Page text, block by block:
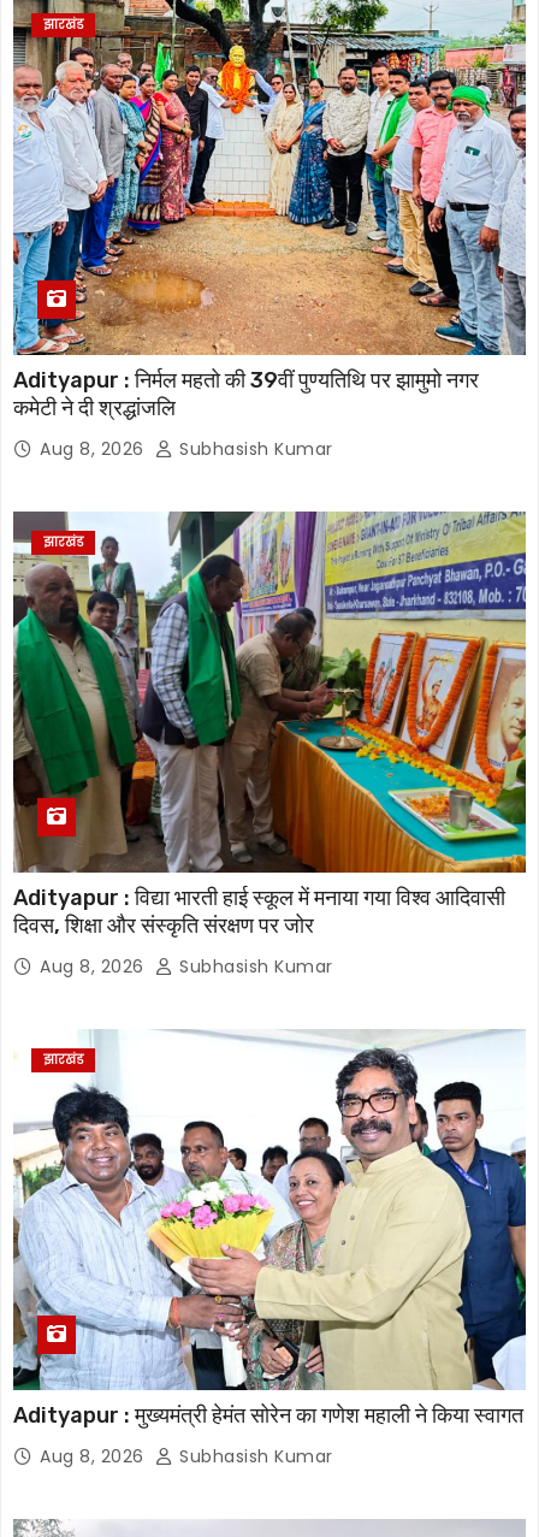
झारखंड
Adityapur : निर्मल महतो की 39वीं पुण्यतिथि पर झामुमो नगर
कमेटी ने दी श्रद्धांजलि
Aug 8, 2026 Subhasish Kumar
झारखंड
Adityapur : विद्या भारती हाई स्कूल में मनाया गया विश्व आदिवासी
दिवस, शिक्षा और संस्कृति संरक्षण पर जोर
Aug 8, 2026 Subhasish Kumar
झारखंड
Adityapur : मुख्यमंत्री हेमंत सोरेन का गणेश महाली ने किया स्वागत
Aug 8, 2026 Subhasish Kumar